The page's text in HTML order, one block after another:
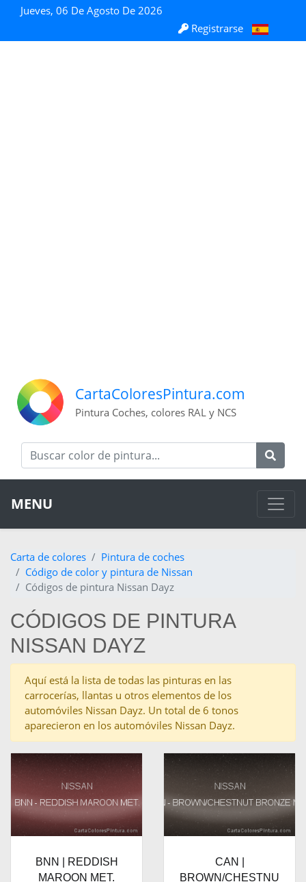
Jueves, 06 De Agosto De 2026
Registrarse
CartaColoresPintura.com
Pintura Coches, colores RAL y NCS
MENU
Carta de colores
Pintura de coches
Código de color y pintura de Nissan
Códigos de pintura Nissan Dayz
CÓDIGOS DE PINTURA
NISSAN DAYZ
Aquí está la lista de todas las pinturas en las
carrocerías, llantas u otros elementos de los
automóviles Nissan Dayz. Un total de 6 tonos
aparecieron en los automóviles Nissan Dayz.
BNN | REDDISH
MAROON MET.
CAN |
BROWN/CHESTNU